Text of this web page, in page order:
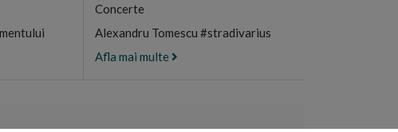
Concerte
Alexandru Tomescu #stradivarius
Afla mai multe